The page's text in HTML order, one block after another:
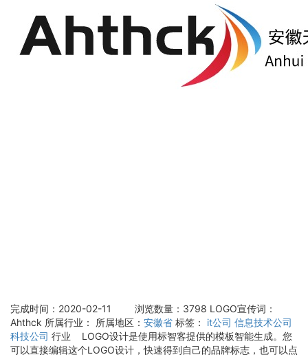
完成时间：2020-02-11 浏览数量：3798 LOGO宣传词：
Ahthck 所属行业： 所属地区： 安徽省 标签： it公司 信息技术公司
科技公司 行业 LOGO设计是使用标智客提供的模板智能生成。您
可以直接编辑这个LOGO设计，快速得到自己的品牌标志，也可以点